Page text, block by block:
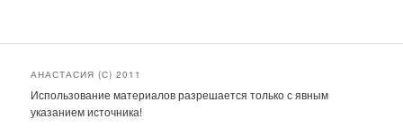
АНАСТАСИЯ (С) 2011
Использование материалов разрешается только с явным
указанием источника!